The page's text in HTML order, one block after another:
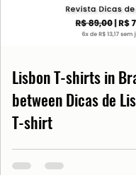
Lisbon T-shirts in
between Dicas de
T-shirt